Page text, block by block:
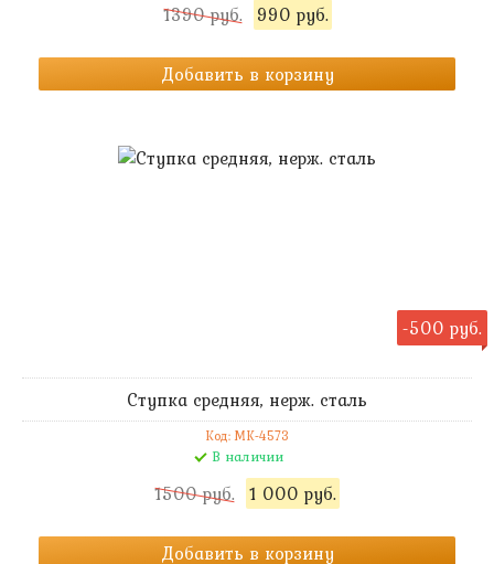
1390 руб. 990 руб.
Добавить в корзину
-500 руб.
Ступка средняя, нерж. сталь
Код: MK-4573
В наличии
1500 руб. 1 000 руб.
Добавить в корзину